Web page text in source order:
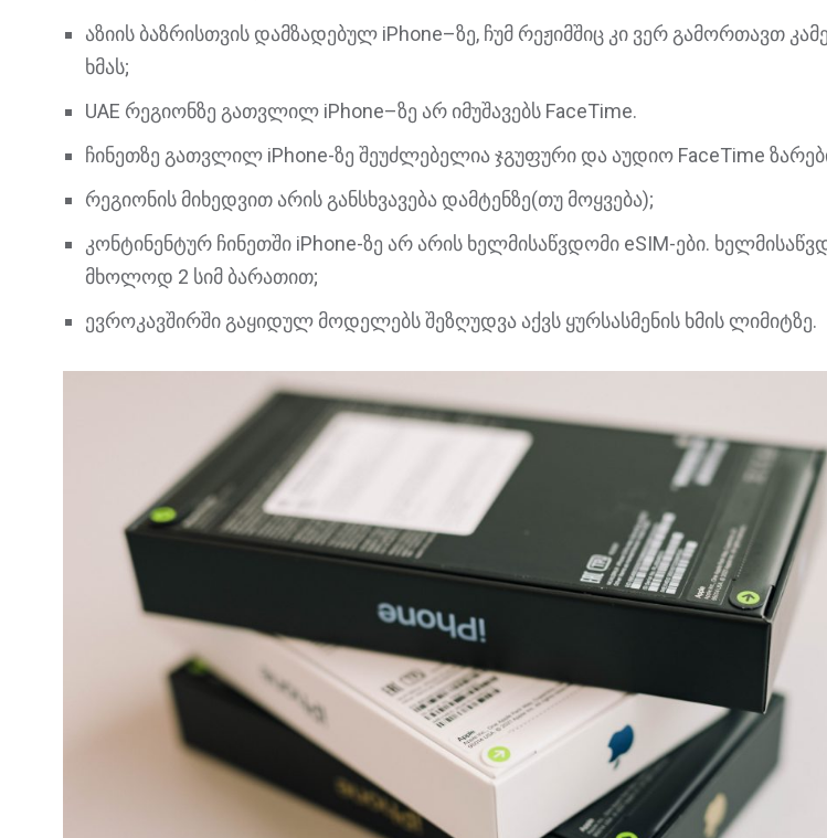
აზიის ბაზრისთვის დამზადებულ iPhone–ზე, ჩუმ რეჟიმშიც კი ვერ გამორთავთ
ხმას;
UAE რეგიონზე გათვლილ iPhone–ზე არ იმუშავებს FaceTime.
ჩინეთზე გათვლილ iPhone-ზე შეუძლებელია ჯგუფური და აუდიო FaceTime
რეგიონის მიხედვით არის განსხვავება დამტენზე(თუ მოყვება);
კონტინენტურ ჩინეთში iPhone-ზე არ არის ხელმისაწვდომი eSIM-ები.
მხოლოდ 2 სიმ ბარათით;
ევროკავშირში გაყიდულ მოდელებს შეზღუდვა აქვს ყურსასმენის ხმის ლიმიტზე.